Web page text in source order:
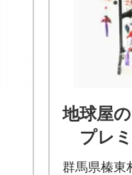
地球屋
プレミ
り)
群馬県榛東